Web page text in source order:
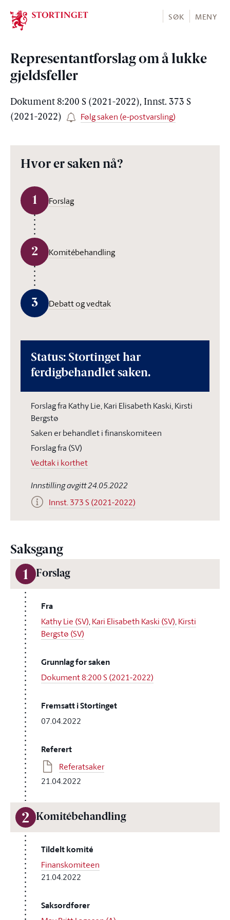
Stortinget.no
SØK MENY
Representantforslag om å lukke
gjeldsfeller
Dokument 8:200 S (2021-2022), Innst. 373 S
(2021-2022)
Følg saken (e-postvarsling)
Hvor er saken nå?
1 Forslag
2 Komitébehandling
3 Debatt og vedtak
Status: Stortinget har
ferdigbehandlet saken.
Forslag fra Kathy Lie, Kari Elisabeth Kaski, Kirsti
Bergstø
Saken er behandlet i finanskomiteen
Forslag fra (SV)
Vedtak i korthet
Innstilling avgitt 24.05.2022
Innst. 373 S (2021-2022)
Saksgang
1 Forslag
Fra
Kathy Lie (SV),Kari Elisabeth Kaski (SV),Kirsti
Bergstø (SV)
Grunnlag for saken
Dokument 8:200 S (2021-2022)
Fremsatt i Stortinget
07.04.2022
Referert
Referatsaker
21.04.2022
2 Komitébehandling
Tildelt komité
Finanskomiteen
21.04.2022
Saksordfører